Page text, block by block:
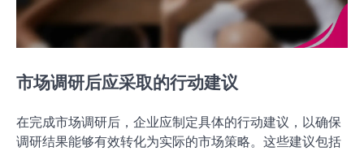
市场调研后应采取的行动建议
在完成市场调研后，企业应制定具体的行动建议，以确保
调研结果能够有效转化为实际的市场策略。这些建议包括